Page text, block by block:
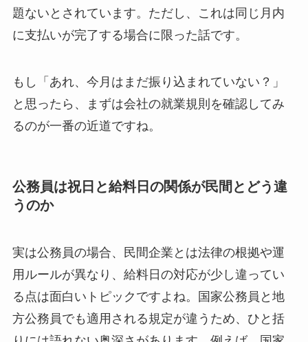
題ないとされています。ただし、これは同じ月内
に支払いが完了する場合に限った話です。
もし「あれ、今月はまだ振り込まれていない？」
と思ったら、まずは会社の就業規則を確認してみ
るのが一番の近道ですね。
公務員は祝日と給料日の関係が民間とどう違
うのか
実は公務員の場合、民間企業とは法律の根拠や運
用ルールが異なり、給料日の対応が少し違ってい
る点は面白いトピックですよね。国家公務員と地
方公務員でも適用される規定が違うため、ひと括